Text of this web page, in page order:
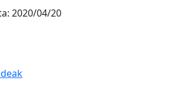
2020/04/20